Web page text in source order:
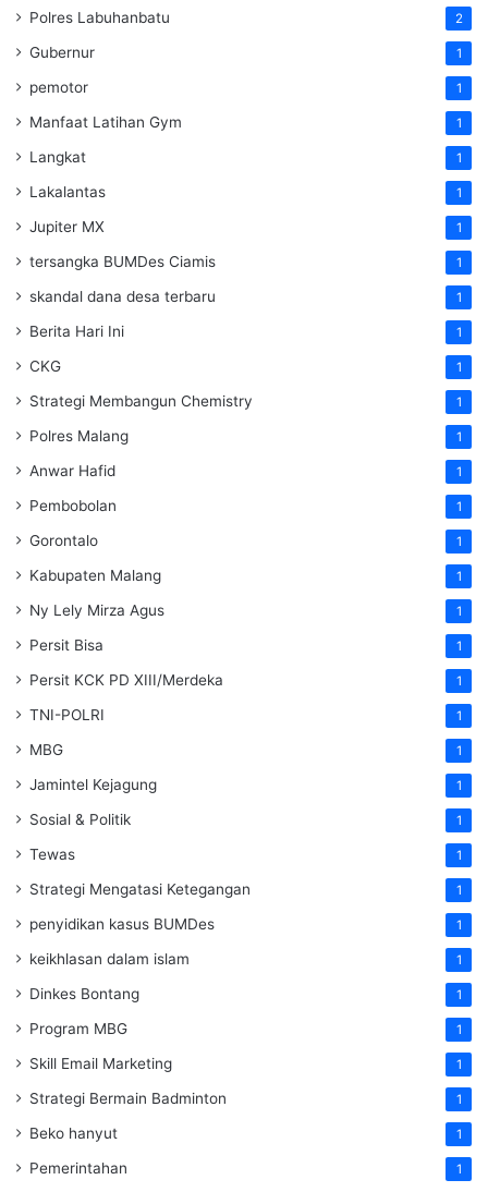
Polres Labuhanbatu 2
Gubernur 1
pemotor 1
Manfaat Latihan Gym 1
Langkat 1
Lakalantas 1
Jupiter MX 1
tersangka BUMDes Ciamis 1
skandal dana desa terbaru 1
Berita Hari Ini 1
CKG 1
Strategi Membangun Chemistry 1
Polres Malang 1
Anwar Hafid 1
Pembobolan 1
Gorontalo 1
Kabupaten Malang 1
Ny Lely Mirza Agus 1
Persit Bisa 1
Persit KCK PD XIII/Merdeka 1
TNI-POLRI 1
MBG 1
Jamintel Kejagung 1
Sosial & Politik 1
Tewas 1
Strategi Mengatasi Ketegangan 1
penyidikan kasus BUMDes 1
keikhlasan dalam islam 1
Dinkes Bontang 1
Program MBG 1
Skill Email Marketing 1
Strategi Bermain Badminton 1
Beko hanyut 1
Pemerintahan 1